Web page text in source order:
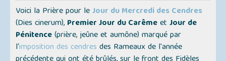
Voici la Prière pour leJour du Mercredi des Cendres
(Dies cinerum), Premier Jour du CarêmeetJour de
Pénitence(prière, jeûne et aumône) marqué par
l'imposition des cendres des Rameaux de l'année